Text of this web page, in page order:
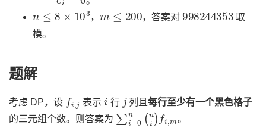
8 ×10 3
，
200
，答案对
998244353
取
模。
题解
考虑 DP，设
i,
表示
i
行 列且每行至少有一个黑色格子
的三元组个数。则答案为
∑i= (ni f
。